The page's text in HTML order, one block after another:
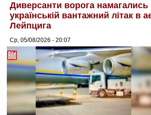
Диверсанти ворога намагались
українській вантажний літак в
Лейпцига
Ср, 05/08/2026 - 20:07